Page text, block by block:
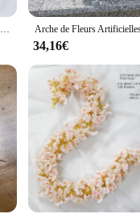
InjCarnation-Mini fleurs artificielles, décoration de salle de mariage, décor de cuisine, Noël, bricolage, douzaine, 6 pièces
34,16€